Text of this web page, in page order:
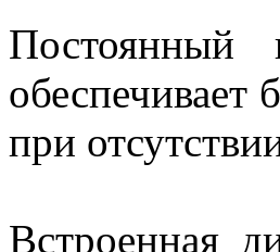
Постоянный
обеспечивает
при
Встроенная